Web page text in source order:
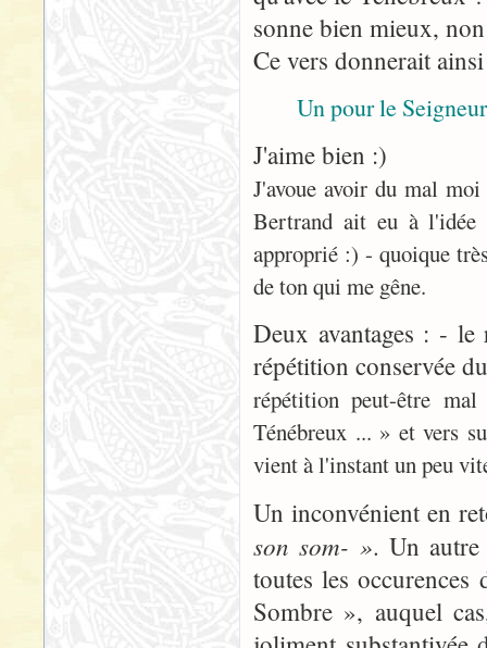
sonne bien mieux,
Ce vers donnerait
Un pour le
J'aime bien :)
J'avoue avoir du mal
Bertrand ait eu à l'idée
approprié :) - quoique
de ton qui me gêne.
Deux avantages : -
répétition conservée
répétition peut-être
Ténébreux ... » et vers
vient à l'instant un peu
Un inconvénient en
son som- ». Un
toutes les
Sombre », auquel